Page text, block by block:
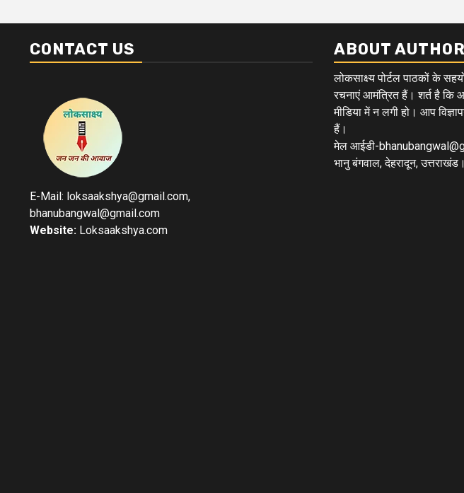
CONTACT US
E-Mail: loksaakshya@gmail.com,
bhanubangwal@gmail.com
Website: Loksaakshya.com
ABOUT AUTHOR
लोकसाक्ष्य पोर्टल पाठकों के
रचनाएं आमंत्रित हैं। शर्त है कि
मीडिया में न लगी हो। आप
हैं।
मेल आईडी-
भानु बंगवाल, देहरादून, उत्तराखंड।